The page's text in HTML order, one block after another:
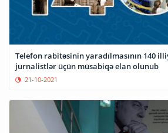
Telefon rabitəsinin yaradılmasının 140
jurnalistlər üçün müsabiqə elan olunub
21-10-2021